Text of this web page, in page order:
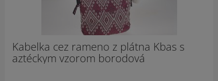
Kabelka cez rameno z plátna Kbas s
aztéckym vzorom borodová